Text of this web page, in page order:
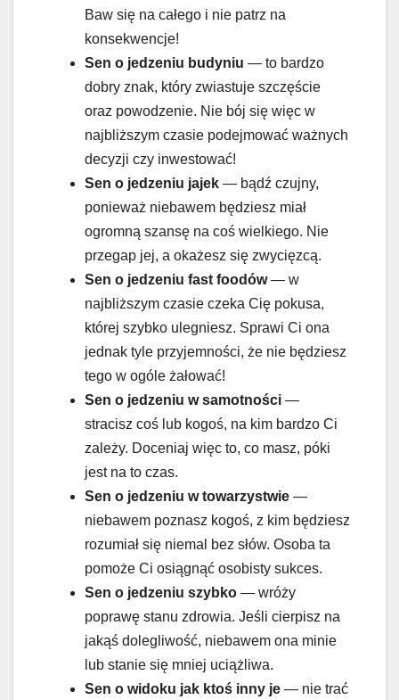
Baw się na całego i nie patrz na
konsekwencje!
Sen o jedzeniu budyniu — to bardzo
dobry znak, który zwiastuje szczęście
oraz powodzenie. Nie bój się więc w
najbliższym czasie podejmować ważnych
decyzji czy inwestować!
Sen o jedzeniu jajek — bądź czujny,
ponieważ niebawem będziesz miał
ogromną szansę na coś wielkiego. Nie
przegap jej, a okażesz się zwycięzcą.
Sen o jedzeniu fast foodów— w
najbliższym czasie czeka Cię pokusa,
której szybko ulegniesz. Sprawi Ci ona
jednak tyle przyjemności, że nie będziesz
tego w ogóle żałować!
Sen o jedzeniu w samotności —
stracisz coś lub kogoś, na kim bardzo Ci
zależy. Doceniaj więc to, co masz, póki
jest na to czas.
Sen o jedzeniu wtowarzystwie —
niebawem poznasz kogoś, z kim będziesz
rozumiał się niemal bez słów. Osoba ta
pomoże Ci osiągnąć osobisty sukces.
Sen o jedzeniu szybko — wróży
poprawę stanu zdrowia. Jeśli cierpisz na
jakąś dolegliwość, niebawem ona minie
lub stanie się mniej uciążliwa.
Sen o widoku jak ktoś inny je — nie trać